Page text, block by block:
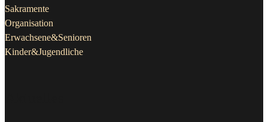
Sakramente
Organisation
Erwachsene&Senioren
Kinder&Jugendliche